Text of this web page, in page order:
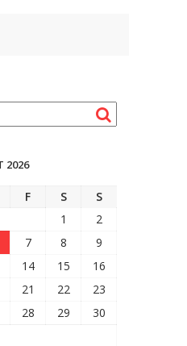
2026
F S
S
1
2
7 8
9
14 15
16
21 22
23
28 29
30